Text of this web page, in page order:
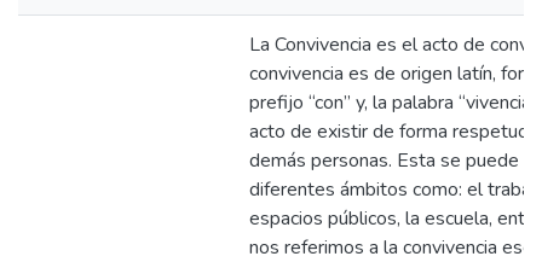
La Convivencia es el acto de
convivencia es de origen latín,
prefijo “con” y, la palabra
acto de existir de forma
demás personas. Esta se puede
diferentes ámbitos como: el
espacios públicos, la escuela,
nos referimos a la convivencia